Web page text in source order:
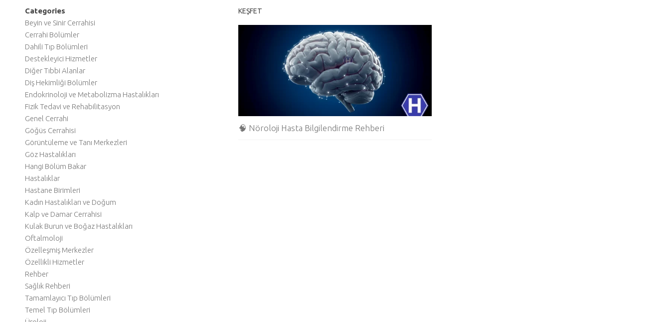
Categories
Beyin ve Sinir Cerrahisi
Cerrahi Bölümler
Dahili Tıp Bölümleri
Destekleyici Hizmetler
Diğer Tıbbi Alanlar
Diş Hekimliği Bölümler
Endokrinoloji ve Metabolizma Hastalıkları
Fizik Tedavi ve Rehabilitasyon
Genel Cerrahi
Göğüs Cerrahisi
Görüntüleme ve Tanı Merkezleri
Göz Hastalıkları
Hangi Bölüm Bakar
Hastalıklar
Hastane Birimleri
Kadın Hastalıkları ve Doğum
Kalp ve Damar Cerrahisi
Kulak Burun ve Boğaz Hastalıkları
Oftalmoloji
Özelleşmiş Merkezler
Özellikli Hizmetler
Rehber
Sağlık Rehberi
Tamamlayıcı Tıp Bölümleri
Temel Tıp Bölümleri
KEŞFET
🧠 Nöroloji Hasta Bilgilendirme Rehberi